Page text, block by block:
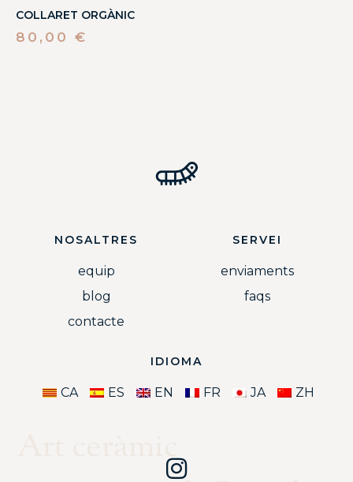
COLLARET ORGÀNIC
80,00 €
NOSALTRES
equip
blog
contacte
SERVEI
enviaments
faqs
IDIOMA
CA ES EN FR JA ZH
Art ceràmic